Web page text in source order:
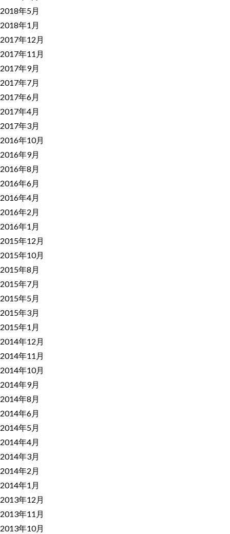
2018年5月
2018年1月
2017年12月
2017年11月
2017年9月
2017年7月
2017年6月
2017年4月
2017年3月
2016年10月
2016年9月
2016年8月
2016年6月
2016年4月
2016年2月
2016年1月
2015年12月
2015年10月
2015年8月
2015年7月
2015年5月
2015年3月
2015年1月
2014年12月
2014年11月
2014年10月
2014年9月
2014年8月
2014年6月
2014年5月
2014年4月
2014年3月
2014年2月
2014年1月
2013年12月
2013年11月
2013年10月